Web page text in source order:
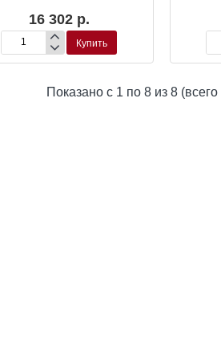
16 302 р.
Лавр
благородный
Купить
Показано с 1 по 8 из 8